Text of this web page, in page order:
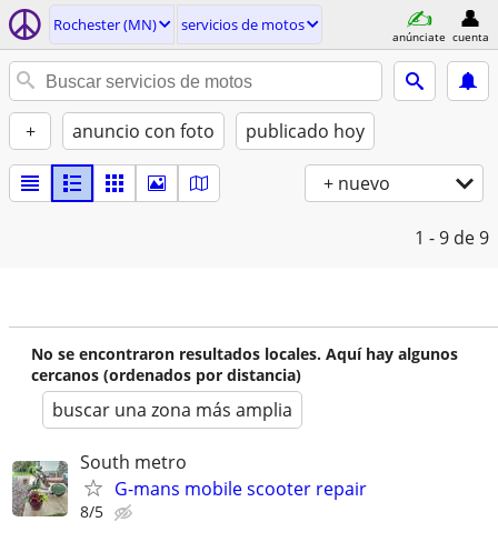
Rochester (MN) servicios de motos
anúnciate cuenta
+ anuncio con foto publicado hoy
+ nuevo
1 - 9 de 9
No se encontraron resultados locales. Aquí hay algunos
cercanos (ordenados por distancia)
buscar una zona más amplia
South metro
G-mans mobile scooter repair
8/5